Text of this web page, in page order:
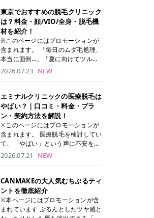
トナーパッドは洗顔後に肌をやさし
く拭き取ることで、古い角質や余分
な皮脂汚れをオフしながら、うるお
いを与えられるのが特徴✨ さらに、
気になる部分には数分のせて部分用
パックとしても使用できるため、1
両方を叶えられます。 韓国コスメブ
ランドを中心に人気を集めていまし
たが、現在では日本でも定番のスキ
ンケアアイテムとして幅広い世代に
愛用されています。 トナーパッドの
特徴 トナーパッドと拭き取り化粧水
の違い 「トナーパッド」と「拭き取
り化粧水」はどちらも洗顔後に使用
するスキンケアアイテムですが、使
い方や特徴に違いがあります。 トナ
ーパッドは、化粧水があらかじめパ
ッドに含まれているため、コットン
を用意する手間がなく、忙しい朝で
もサッと使えるのが魅力です。 ま
た、保湿成分を豊富に配合した商品
が多く、拭き取り後にそのまま部分
東京でおすすめの脱毛クリニック
は？料金・顔/VIO/全身・脱毛機
材を紹介！
※このページにはプロモーションが
含まれます。 「毎日のムダ毛処理、
本当に面倒…」「夏に向けてツルツ
ル肌になりたい！」 そう思って東京
べばいいの？と迷ってしまいますよ
ね。 この記事では、医療脱毛の基本
から、東京で特に通いやすいフレイ
アクリニック・レジーナクリニッ
ク・エミナルクリニック・リゼクリ
ニックの4院について、分かりやす
リニックを見つけて、面倒な自己処
理から卒業しちゃいましょう♪ クリ
ニック 全身＋VIO 全身＋VIO＋顔 特
徴 脱毛器 詳細 フレイアクリニック
52,800円(税込)/5回 94,600円(税
込)/5回 肌への負担に配慮しなが
ら、コストパフォーマンスも重視し
2026.07.23 NEW
エミナルクリニックの医療脱毛は
やばい？｜口コミ・料金・プラ
ン・契約方法を解説！
※このページにはプロモーションが
含まれます。 医療脱毛を検討してい
て、「やばい」という声に不安を抱
える方も多いのではないでしょう
体系をはじめ、学生や友人同士でお
得になる割引キャンペーン、無料カ
ウンセリングから施術までの具体的
なステップを分かりやすく解説しま
2026.07.21 NEW
CANMAKEの大人気むちぷるティ
ントを徹底紹介
※本ページにはプロモーションが含
まれています ぷるんとしたツヤ感と